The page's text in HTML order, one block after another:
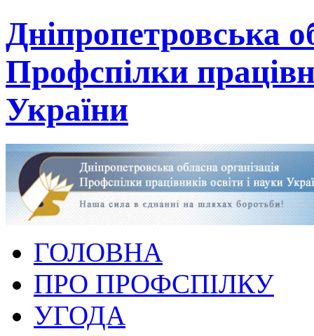
Дніпропетровська
Профспілки
України
ГОЛОВНА
ПРО ПРОФСПІЛКУ
УГОДА